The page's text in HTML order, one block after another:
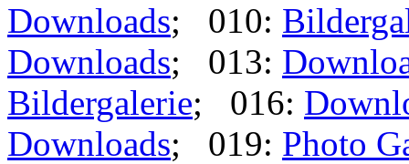
Downloads; 010:
Downloads; 013:
Bildergalerie; 016:
Downloads; 019: Photo